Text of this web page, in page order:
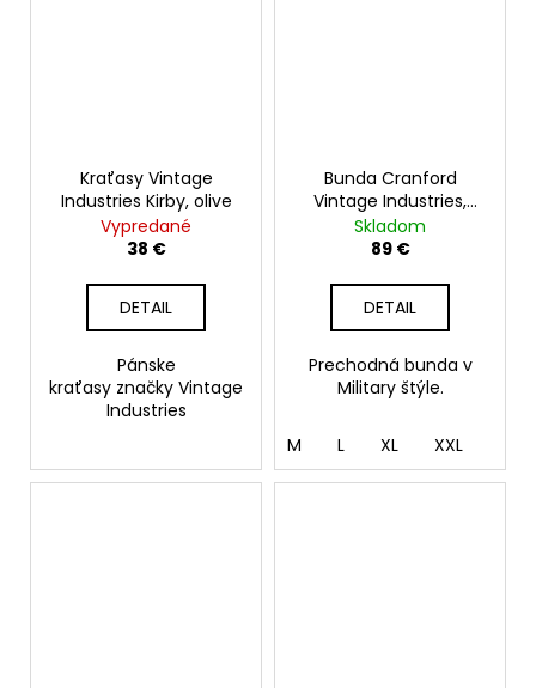
Kraťasy Vintage
Industries Kirby, olive
Vypredané
38 €
DETAIL
Pánske
kraťasy značky Vintage
Industries
Bunda Cranford
Vintage Industries,
olive drab
Skladom
89 €
DETAIL
Prechodná bunda v
Military štýle.
M L XL XXL